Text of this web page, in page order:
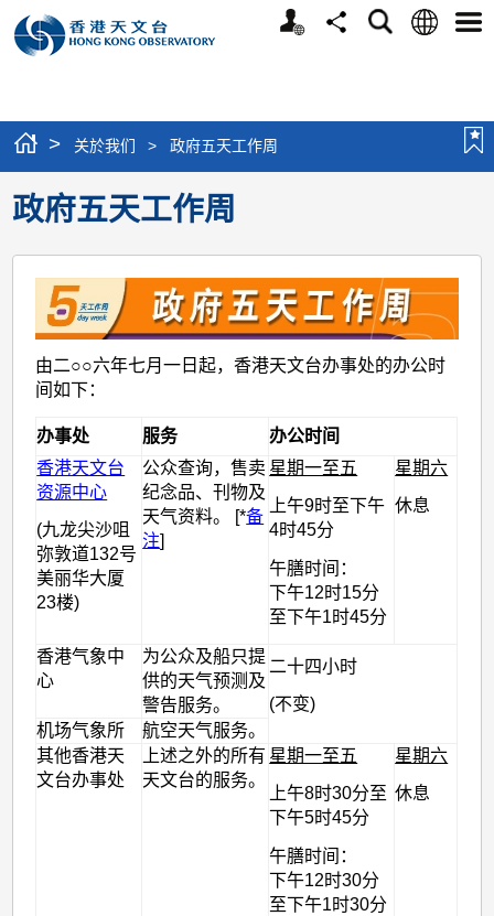
个
分
搜
语
选
> 关於我们 > 政府五天工作周
政府五天工作周
由二○○六年七月一日起，香港天文台办事处的办公时
间如下：
办事处 服务
办公时间
香港天文台
资源中心
(九龙尖沙咀
弥敦道132号
美丽华大厦
23楼)
公众查询，售卖
纪念品、刊物及
天气资料。 [*备
注]
星期一至五
上午9时至下午
4时45分
午膳时间：
下午12时15分
至下午1时45分
星期六
休息
香港气象中
心
为公众及船只提
供的天气预测及
警告服务。
二十四小时
(不变)
机场气象所
航空天气服务。
其他香港天
文台办事处
上述之外的所有
天文台的服务。
星期一至五
上午8时30分至
下午5时45分
午膳时间：
下午12时30分
至下午1时30分
星期六
休息